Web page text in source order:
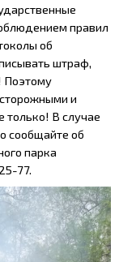
правил
об
штраф,
Поэтому
и
только! В случае
сообщайте об
парка
77.